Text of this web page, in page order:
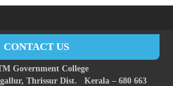
CONTACT US
Government College
Thrissur Dist. Kerala – 680 663